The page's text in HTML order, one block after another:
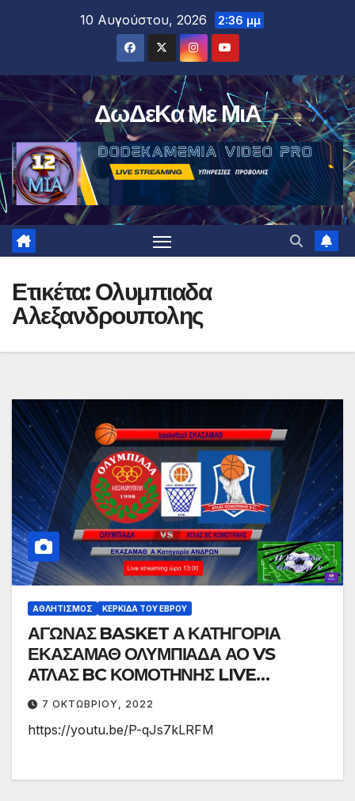
10 Αυγούστου, 2026 2:36 μμ
ΔωΔεΚα Με ΜιΑ
Ετικέτα:Ολυμπιαδα
Αλεξανδρουπολης
ΑΘΛΗΤΙΣΜΌΣ ΚΕΡΚΊΔΑ ΤΟΥ ΈΒΡΟΥ
ΑΓΩΝΑΣ BASKET Α ΚΑΤΗΓΟΡΙΑ
ΕΚΑΣΑΜΑΘ ΟΛΥΜΠΙΑΔΑ ΑΟ VS
ΑΤΛΑΣ BC ΚΟΜΟΤΗΝΗΣ LIVE
8/9/2022 ΩΡΑ 13:00
7 ΟΚΤΩΒΡΊΟΥ, 2022
https://youtu.be/P-qJs7kLRFM